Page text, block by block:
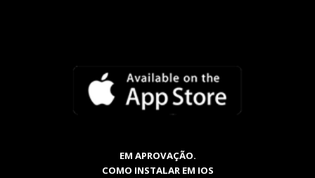
EM APROVAÇÃO.
COMO INSTALAR EM IOS